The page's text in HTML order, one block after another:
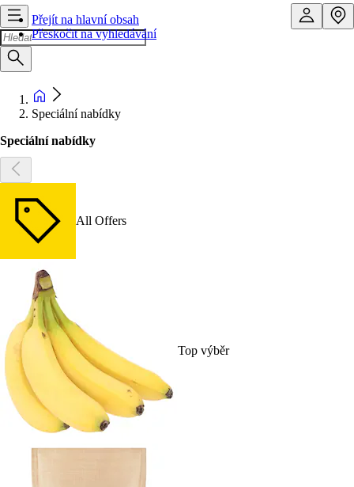
Přejít na hlavní obsah
Přeskočit na vyhledávání
Speciální nabídky
Speciální nabídky
All Offers
Top výběr